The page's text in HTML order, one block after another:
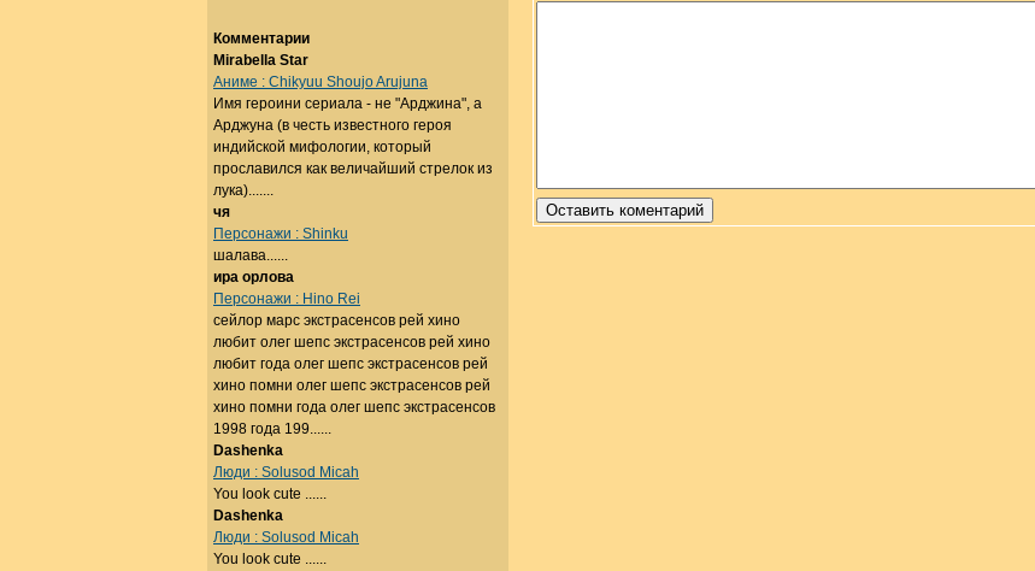
Комментарии
Mirabella Star
Аниме : Chikyuu Shoujo Arujuna
Имя героини сериала - не "Арджина", а
Арджуна (в честь известного героя
индийской мифологии, который
прославился как величайший стрелок из
лука).......
чя
Персонажи : Shinku
шалава......
ира орлова
Персонажи : Hino Rei
сейлор марс экстрасенсов рей хино
любит олег шепс экстрасенсов рей хино
любит года олег шепс экстрасенсов рей
хино помни олег шепс экстрасенсов рей
хино помни года олег шепс экстрасенсов
1998 года 199......
Dashenka
Люди : Solusod Micah
You look cute ......
Dashenka
Люди : Solusod Micah
You look cute ......